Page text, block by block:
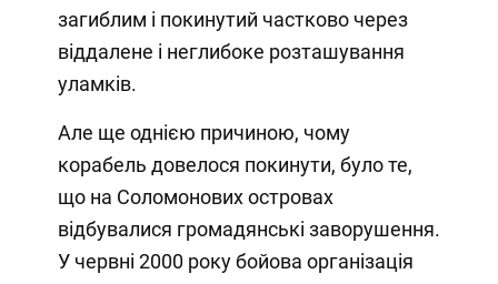
загиблим і покинутий частково через
віддалене і неглибоке розташування
уламків.
Але ще однією причиною, чому
корабель довелося покинути, було те,
що на Соломонових островах
відбувалися громадянські заворушення.
У червні 2000 року бойова організація